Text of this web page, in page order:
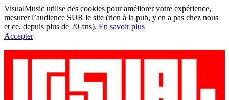
VisualMusic utilise des cookies pour améliorer votre expérience,
mesurer l’audience SUR le site (rien à la pub, y'en a pas chez nous
et ce, depuis plus de 20 ans). En savoir plus
Accepter